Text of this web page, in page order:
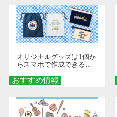
おすすめ情報
オリジナルグッズは1個か
らスマホで作成できる！
くなる巾着＆ポーチ活用
術